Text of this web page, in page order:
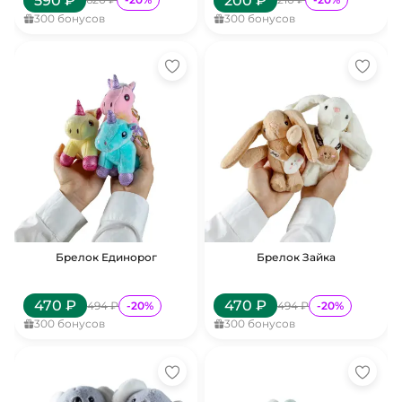
300 бонусов
300 бонусов
Брелок Единорог
470 ₽ 494 ₽ -20%
300 бонусов
Брелок Зайка
470 ₽ 494 ₽ -20%
300 бонусов